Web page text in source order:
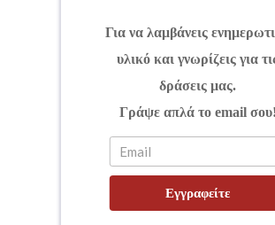
Για να λαμβάνεις
υλικό και γνωρίζεις για
δράσεις μας.
Γράψε απλά το email σου!
Εγγραφείτε